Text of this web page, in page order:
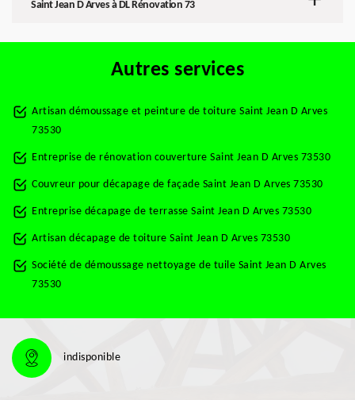
Saint Jean D Arves à DL Rénovation 73
Autres services
Artisan démoussage et peinture de toiture Saint Jean D Arves
73530
Entreprise de rénovation couverture Saint Jean D Arves 73530
Couvreur pour décapage de façade Saint Jean D Arves 73530
Entreprise décapage de terrasse Saint Jean D Arves 73530
Artisan décapage de toiture Saint Jean D Arves 73530
Société de démoussage nettoyage de tuile Saint Jean D Arves
73530
indisponible